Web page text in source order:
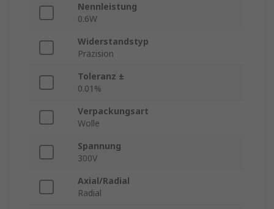
Nennleistung
0.6W
Widerstandstyp
Präzision
Toleranz ±
0.01%
Verpackungsart
Wolle
Spannung
300V
Axial/Radial
Radial